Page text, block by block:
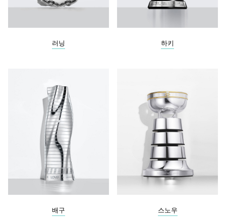
러닝 하키
배구 스노우